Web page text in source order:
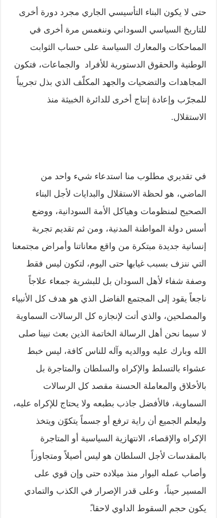
حتى لا يكون البناء التأسيسي الجاري مجرد دورة أخرى
للتاريخ السياسي السوداني وننغمس مرة أخرى في
المماحكات والمعارك السياسة على حساب الثوابت
الوطنية والحقوق الدستورية للأفراد والجماعات، فتكون
المجاهدات والتضحيات والجهد المكلّف الذي بذل تجريباً
للمجرّب وإعادة إنتاج أخرى للدائرة الخبيثة منذ
الاستقلال.
في تقديري مطلوب منا استدعاء شيء واحد من
الماضي، هو لحظة الاستقلال والبدايات لأجل البناء
الصحيح لمنظومات وهياكل الأمة السودانية، ووضع
أسس دولة المواطنة المدنية، ومن ثم تقديم تجربة
إنسانية جديدة مبتكرة من واقع معاناتنا وأمراض مجتمعنا
التي ننزف بسبب غيابها حتى اليوم، لتكون ليس فقط
وصفة شفاء لأهل السودان بل للبشرية جمعاء علاجاً
ناجعاً يقود إلى المجتمع الفاضل الذي هو هدف كل الأنبياء
والمصلحين، والذي أتت لإنجازه كل الرسالات السماوية
لا سيما نحن أهل الرسالة الخاتمة الذين بعث نبينا صلى
الله وبارك عليه ووالديه وآله للناس كافة، ليس خبط
عشواء بالتسلط والإكراه والسلطان والمتاجرة بل
بالأخلاق والمعاملة الحسنة مقصد كل الرسالات
السماوية، فالأفضل جاذب بطبعه ولا يحتاج للإكراه عليه،
وليعلم الجميع أن راية ترفع أو جسماً يتكوّن ويتخذ
الإكراه والإقصاء، الانتهازية السياسية أو المتاجرة
بالمقدسات لأجل السلطان هو ليس أصيلاً ومتجاوزاً
وأصاب عمله البوار منذ ميلاده حتى وإن قوي على
المسير حيناً، وعلى قدر الإصرار في الكذب والتمادي
يكون حجم السقوط الداوي لاحقا.ً